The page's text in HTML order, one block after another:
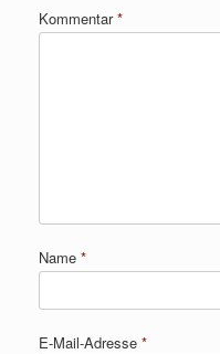
Kommentar*
Name *
E-Mail-Adresse *